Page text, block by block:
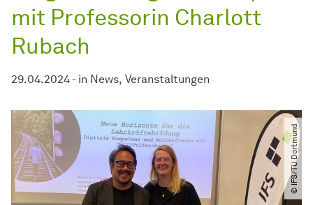
mit Professorin Charlott
Rubach
29.04.2024 - in News Veranstaltungen
© IFS​/​TU Dortmund